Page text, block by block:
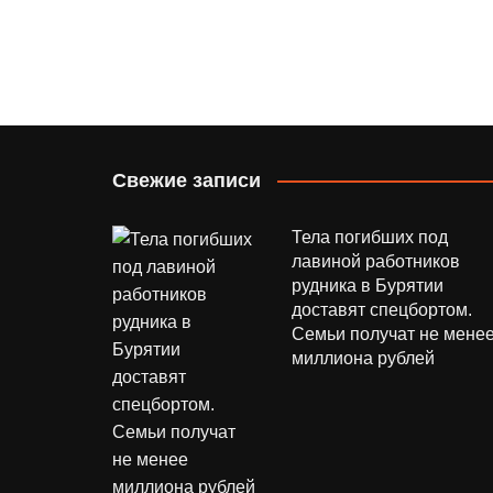
Свежие записи
Тела погибших под
лавиной работников
рудника в Бурятии
доставят спецбортом.
Семьи получат не
миллиона рублей